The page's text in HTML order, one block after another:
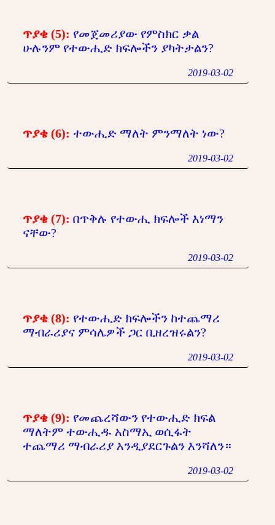
ጥያቄ (5): የመጀመሪያው የምስክር ቃል
ሁሉንም የተውሒድ ክፍሎችን ያካትታልን?
2019-03-02
ጥያቄ (6): ተውሒድ ማለት ምንማለት ነው?
2019-03-02
ጥያቄ (7): በጥቅሉ የተውሒ ክፍሎች እነማን
ናቸው?
2019-03-02
ጥያቄ (8): የተውሒድ ክፍሎችን ከተጨማሪ
ማብራሪያና ምሳሌዎች ጋር ቢዘረዝሩልን?
2019-03-02
ጥያቄ (9): የመጨረሻውን የተውሒድ ክፍል
ማለትም ተውሒዱ አስማኢ ወሲፋት
ተጨማሪ ማብራሪያ እንዲያደርጉልን እንሻለን።
2019-03-02